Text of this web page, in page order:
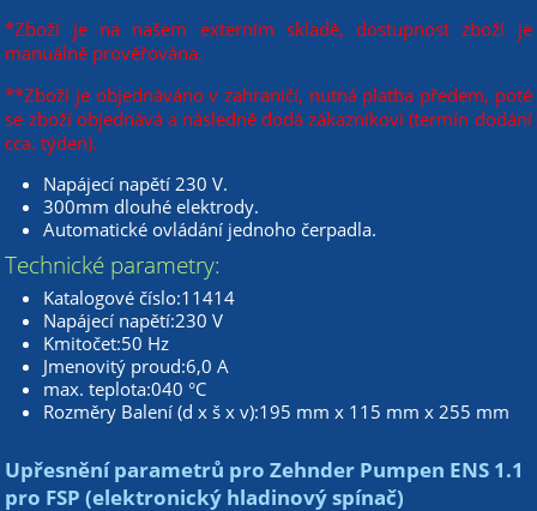
*Zboží je na našem externím skladě, dostupnost zboží je
manuálně prověřována.
**Zboží je objednáváno v zahraničí, nutná platba předem, poté
se zboží objednává a následně dodá zákazníkovi (termín dodání
cca. týden).
Napájecí napětí 230 V.
300mm dlouhé elektrody.
Automatické ovládání jednoho čerpadla.
Technické parametry:
Katalogové číslo:11414
Napájecí napětí:230 V
Kmitočet:50 Hz
Jmenovitý proud:6,0 A
max. teplota:040 °C
Rozměry Balení (d x š x v):195 mm x 115 mm x 255 mm
Upřesnění parametrů pro Zehnder Pumpen ENS 1.1
pro FSP (elektronický hladinový spínač)